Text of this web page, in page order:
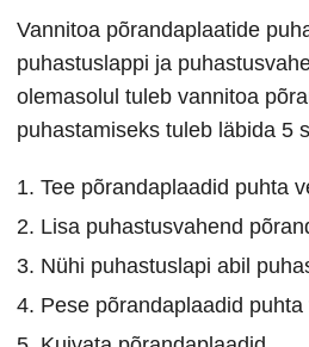
Vannitoa põrandaplaatide
puhastuslappi ja
olemasolul tuleb vannitoa
puhastamiseks tuleb läbida 5
Tee põrandaplaadid puhta
Lisa puhastusvahend
Nühi puhastuslapi abil
Pese põrandaplaadid puhta